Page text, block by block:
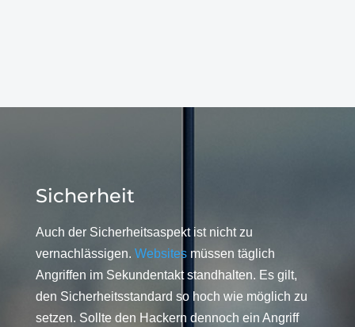
Sicherheit
Auch der Sicherheitsaspekt ist nicht zu
vernachlässigen. Websitesmüssen täglich
Angriffen im Sekundentakt standhalten. Es gilt,
den Sicherheitsstandard so hoch wie möglich zu
setzen. Sollte den Hackern dennoch ein Angriff